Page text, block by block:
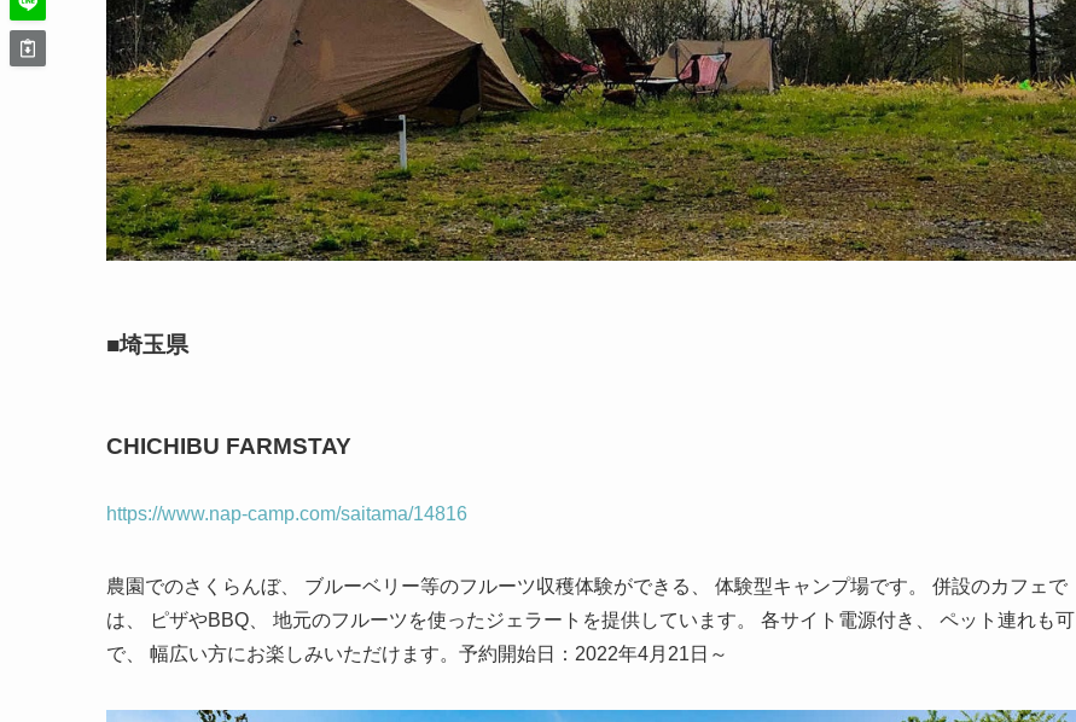
■埼玉県
CHICHIBU FARMSTAY
https://www.nap-camp.com/saitama/14816
農園でのさくらんぼ、 ブルーベリー等のフルーツ収穫体験ができる、 体験型キャンプ場です。 併設のカフェで
は、 ピザやBBQ、 地元のフルーツを使ったジェラートを提供しています。 各サイト電源付き、 ペット連れも可
で、 幅広い方にお楽しみいただけます。予約開始日：2022年4月21日～